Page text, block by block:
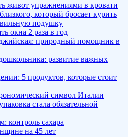
живот упражнениями в кровати
который бросает курить
подушку
окна 2 раза в год
природный помощник в
развитие важных
5 продуктов, которые стоит
символ Италии
стала обязательной
контроль сахара
на 45 лет